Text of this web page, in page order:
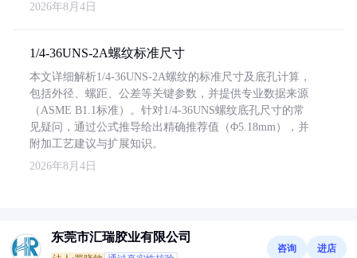
2026年8月4日
1/4-36UNS-2A螺纹标准尺寸
本文详细解析1/4-36UNS-2A螺纹的标准尺寸及底孔计算，
包括外径、螺距、公差等关键参数，并提供专业数据来源
（ASME B1.1标准）。针对1/4-36UNS螺纹底孔尺寸的常
见疑问，通过公式推导给出精确推荐值（Φ5.18mm），并
附加工艺建议与扩展知识。
2026年8月4日
东莞市汇瑞胶业有限公司
咨询 进店